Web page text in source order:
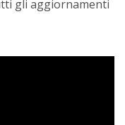
gli aggiornamenti